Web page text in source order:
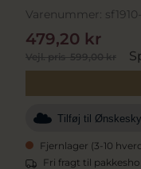
Varenummer:
Vejl. pris599,00 kr
479,20 kr
Tilføj til
Fjernlager (3-10
Fri fragt til